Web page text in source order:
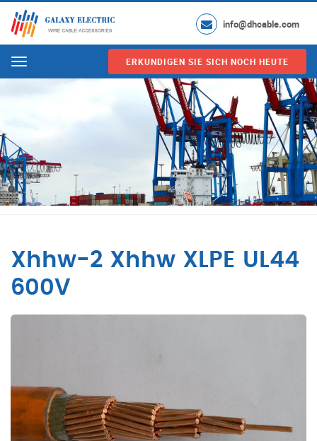
info@dhcable.com
Menu ERKUNDIGEN SIE SICH NOCH HEUTE
Xhhw-2 Xhhw XLPE UL44
600V